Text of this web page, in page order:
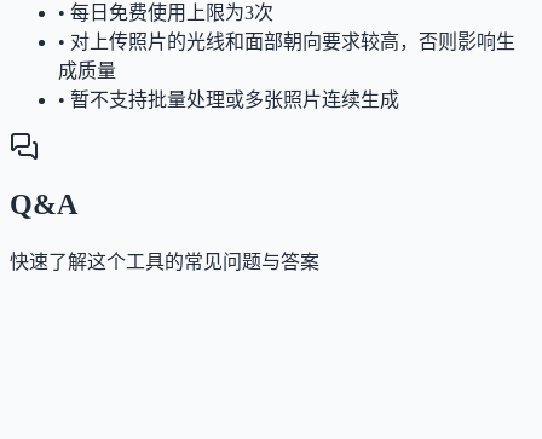
• 每日免费使用上限为3次
• 对上传照片的光线和面部朝向要求较高，否则影响生
成质量
• 暂不支持批量处理或多张照片连续生成
Q&A
快速了解这个工具的常见问题与答案